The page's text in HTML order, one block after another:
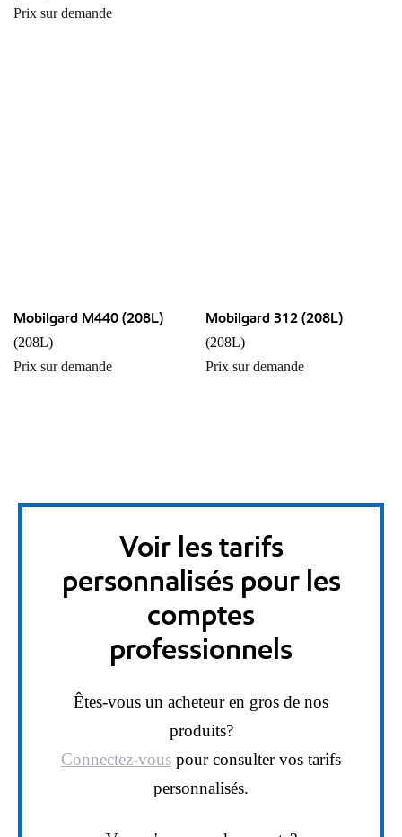
Prix sur demande
Mobilgard M440 (208L)
(208L)
Prix sur demande
Mobilgard 312 (208L)
(208L)
Prix sur demande
Voir les tarifs
personnalisés pour les
comptes
professionnels
Êtes-vous un acheteur en gros de nos
produits?
Connectez-vous pour consulter vos tarifs
personnalisés.